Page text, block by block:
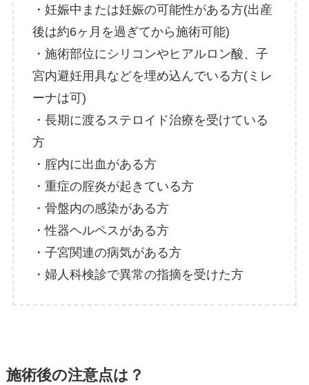
・妊娠中または妊娠の可能性がある方(出産
後は約6ヶ月を過ぎてから施術可能)
・施術部位にシリコンやヒアルロン酸、子
宮内避妊用具などを埋め込んでいる方(ミレ
ーナは可)
・長期に渡るステロイド治療を受けている
方
・腟内に出血がある方
・重症の腟炎が起きている方
・骨盤内の感染がある方
・性器ヘルペスがある方
・子宮関連の病気がある方
・婦人科検診で異常の指摘を受けた方
施術後の注意点は？